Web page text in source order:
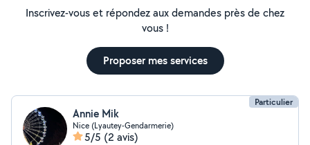
Inscrivez-vous et répondez aux demandes près de chez
vous !
Proposer mes services
Particulier
Annie Mik
Nice (Lyautey-Gendarmerie)
5/5 (2 avis)